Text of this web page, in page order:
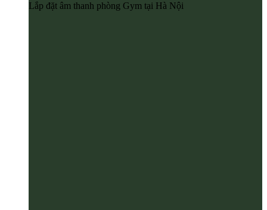
Lắp đặt âm thanh phòng Gym tại Hà Nội